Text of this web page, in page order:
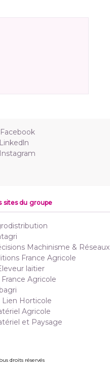
Facebook
Linkedln
Instagram
sites du groupe
Machinisme & Réseaux
France Agricole
laitier
France Agricole
Lien Horticole
Agricole
et Paysage
droits réservés